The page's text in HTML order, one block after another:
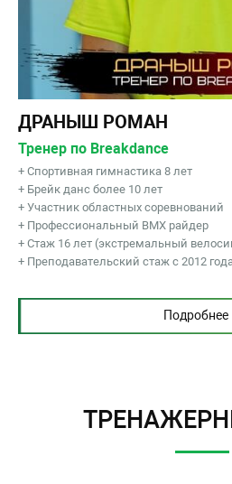
ДРАНЫШ РОМАН
Тренер по Breakdance
+ Спортивная гимнастика 8 лет
+ Брейк данс более 10 лет
+ Участник областных соревнований
+ Профессиональный BMX райдер
+ Стаж 16 лет (экстремальный
+ Преподавательский стаж с 2012
Подробнее